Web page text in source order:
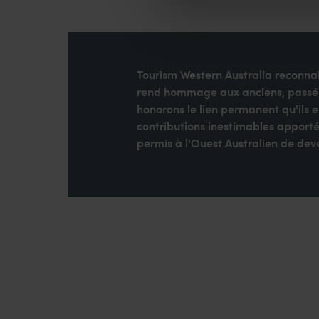
Tourism Western Australia
rend hommage aux anciens,
honorons le lien permanent qu'ils
contributions inestimables
permis à l'Ouest Australien de